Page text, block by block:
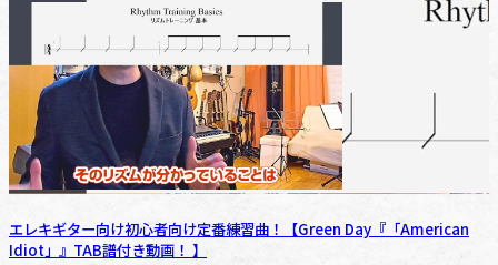
エレキギター向け初心者向け定番練習曲！【Green Day『「American
Idiot」』TAB譜付き動画！ 】